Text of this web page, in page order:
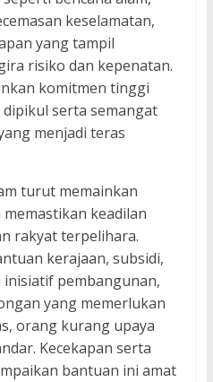
keselamatan,
yang tampil
risiko dan kepenatan.
komitmen tinggi
serta semangat
menjadi teras
turut memainkan
keadilan
rakyat terpelihara.
kerajaan, subsidi,
pembangunan,
yang memerlukan
orang kurang upaya
Kecekapan serta
bantuan ini amat